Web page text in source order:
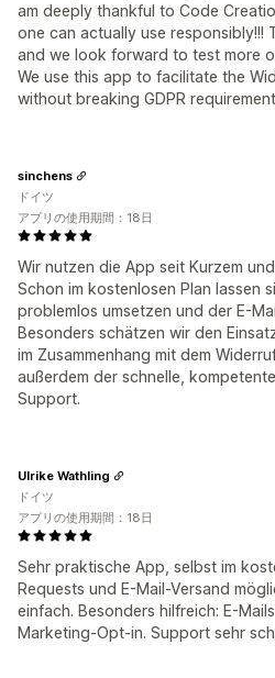
am deeply thankful to Code
one can actually use responsibly!!!
and we look forward to test more
We use this app to facilitate the
without breaking GDPR
Wir nutzen die App seit Kurzem
Schon im kostenlosen Plan lassen
problemlos umsetzen und der E-
Besonders schätzen wir den
im Zusammenhang mit dem
außerdem der schnelle,
Support.
sinchens
ドイツ
アプリの使用期間：18日
Sehr praktische App, selbst im
Requests und E-Mail-Versand
einfach. Besonders hilfreich: E-
Marketing-Opt-in. Support sehr
Ulrike Wathling
ドイツ
アプリの使用期間：18日